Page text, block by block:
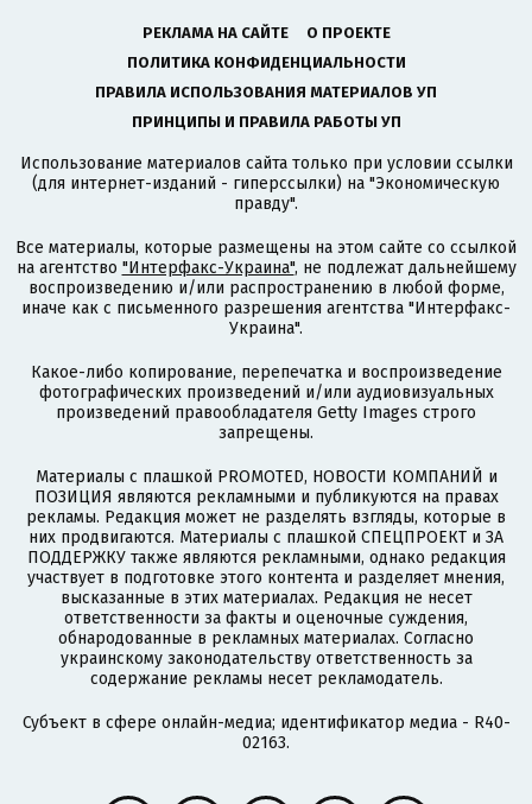
РЕКЛАМА НА САЙТЕ
О ПРОЕКТЕ
ПОЛИТИКА КОНФИДЕНЦИАЛЬНОСТИ
ПРАВИЛА ИСПОЛЬЗОВАНИЯ МАТЕРИАЛОВ УП
ПРИНЦИПЫ И ПРАВИЛА РАБОТЫ УП
Использование материалов сайта только при условии ссылки
(для интернет-изданий - гиперссылки) на "Экономическую
правду".
Все материалы, которые размещены на этом сайте со ссылкой
на агентство "Интерфакс-Украина", не подлежат дальнейшему
воспроизведению и/или распространению в любой форме,
иначе как с письменного разрешения агентства "Интерфакс-
Украина".
Какое-либо копирование, перепечатка и воспроизведение
фотографических произведений и/или аудиовизуальных
произведений правообладателя Getty Images строго
запрещены.
Материалы с плашкой PROMOTED, НОВОСТИ КОМПАНИЙ и
ПОЗИЦИЯ являются рекламными и публикуются на правах
рекламы. Редакция может не разделять взгляды, которые в
них продвигаются. Материалы с плашкой СПЕЦПРОЕКТ и ЗА
ПОДДЕРЖКУ также являются рекламными, однако редакция
участвует в подготовке этого контента и разделяет мнения,
высказанные в этих материалах. Редакция не несет
ответственности за факты и оценочные суждения,
обнародованные в рекламных материалах. Согласно
украинскому законодательству ответственность за
содержание рекламы несет рекламодатель.
Субъект в сфере онлайн-медиа; идентификатор медиа - R40-
02163.